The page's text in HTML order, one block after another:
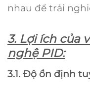
nhau để trải
3. Lợi ích của
nghệ PID:
3.1. Độ ổn định